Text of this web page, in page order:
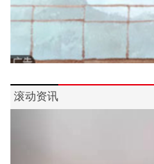
滚动资讯